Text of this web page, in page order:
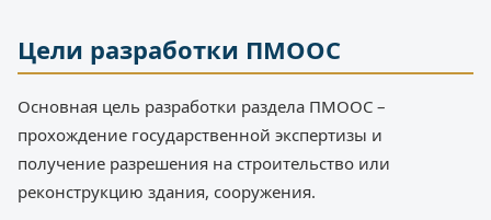
Цели разработки ПМООС
Основная цель разработки раздела ПМООС –
прохождение государственной экспертизы и
получение разрешения на строительство или
реконструкцию здания, сооружения.